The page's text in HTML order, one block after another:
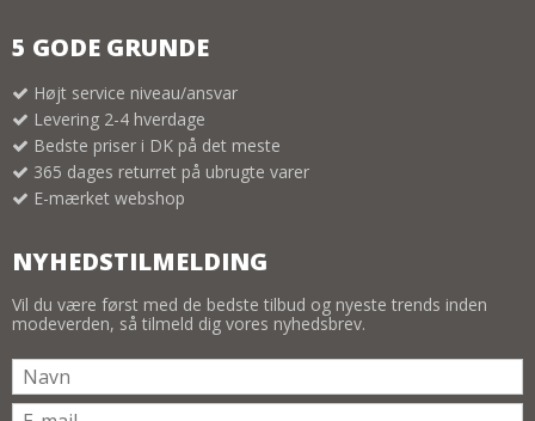
5 GODE GRUNDE
Højt service niveau/ansvar
Levering 2-4 hverdage
Bedste priser i DK på det meste
365 dages returret på ubrugte varer
E-mærket webshop
NYHEDSTILMELDING
Vil du være først med de bedste tilbud og nyeste trends inden
modeverden, så tilmeld dig vores nyhedsbrev.